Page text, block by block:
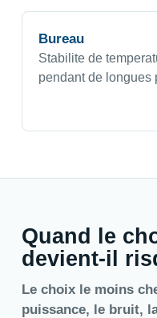
Bureau
Stabilite de
pendant de longues
Quand le
devient-il
Le choix le moins
puissance, le bruit,